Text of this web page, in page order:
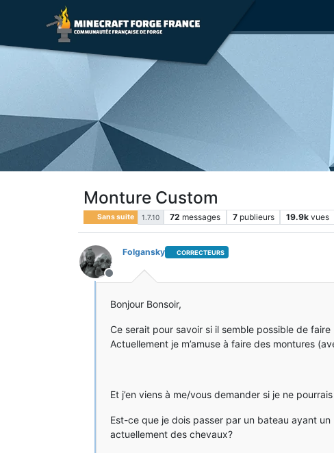
Monture Custom
Sans suite 1.7.10 72 messages 7 publieurs 19.9k vues
Hors-ligne
Folgansky CORRECTEURS
Bonjour Bonsoir,
Ce serait pour savoir si il semble possible de
Actuellement je m’amuse à faire des montures
Et j’en viens à me/vous demander si je ne
Est-ce que je dois passer par un bateau ayant
actuellement des chevaux?